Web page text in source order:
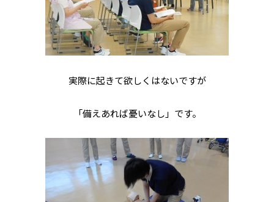
実際に起きて欲しくはないですが
「備えあれば憂いなし」です。